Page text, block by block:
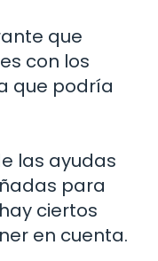
que
con los
que podría
las ayudas
para
ciertos
en cuenta.